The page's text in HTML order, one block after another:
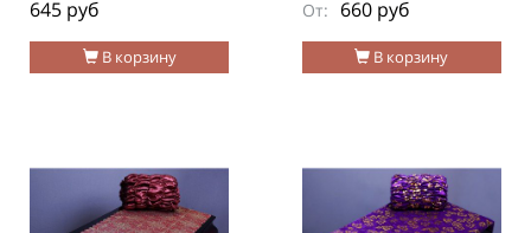
В корзину
645 руб
В корзину
От: 660 руб